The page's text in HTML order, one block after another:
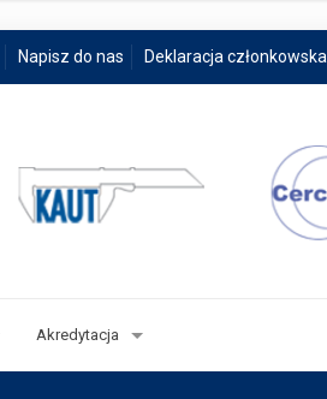
Napisz do nas Deklaracja członkowska
Akredytacja